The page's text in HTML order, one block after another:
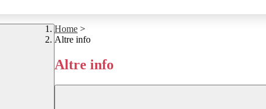
Home >
Altre info
Altre info